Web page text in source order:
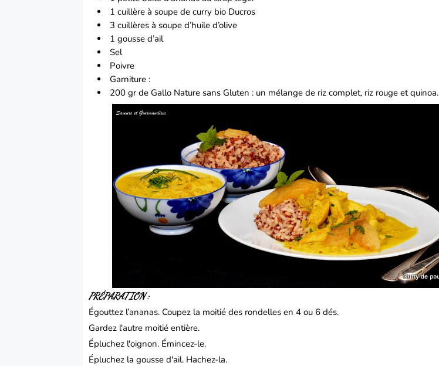
1 cuillère à soupe de curry bio Ducros
3 cuillères à soupe d’huile d’olive
1 gousse d’ail
Sel
Poivre
Garniture :
200 gr de Gallo Nature sans Gluten : un mélange de riz complet, riz rouge et quinoa.
PRÉPARATION :
Égouttez l’ananas. Coupez la moitié des rondelles en 4 ou 6 dés.
Gardez l'autre moitié entière.
Épluchez l'oignon. Émincez-le.
Épluchez la gousse d'ail. Hachez-la.